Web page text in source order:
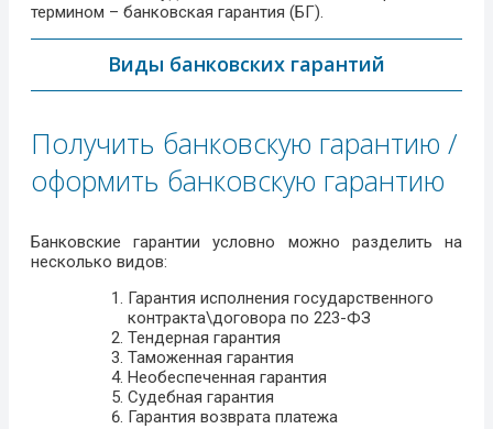
термином – банковская гарантия (БГ).
Виды банковских гарантий
Получить банковскую гарантию /
оформить банковскую гарантию
Банковские гарантии условно можно разделить на
несколько видов:
Гарантия исполнения государственного
контракта\договора по 223-ФЗ
Тендерная гарантия
Таможенная гарантия
Необеспеченная гарантия
Судебная гарантия
Гарантия возврата платежа